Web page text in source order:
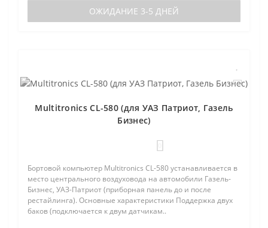
ОЖИДАНИЕ 3-5 ДНЕЙ
Multitronics CL-580 (для УАЗ Патриот, Газель
Бизнес)
Бортовой компьютер Multitronics CL-580 устанавливается в
место центрального воздуховода на автомобили Газель-
Бизнес, УАЗ-Патриот (приборная панель до и после
рестайлинга). Основные характеристики Поддержка двух
баков (подключается к двум датчикам..